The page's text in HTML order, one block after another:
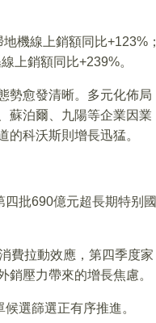
機線上銷額同比+123%；
上銷額同比+239%。
勢愈發清晰。多元化佈局
蘇泊爾、九陽等企業因業
科沃斯則增長迅猛。
批690億元超長期特别國
費拉動效應，第四季度家
壓力帶來的增長焦慮。
選篩選正有序推進。